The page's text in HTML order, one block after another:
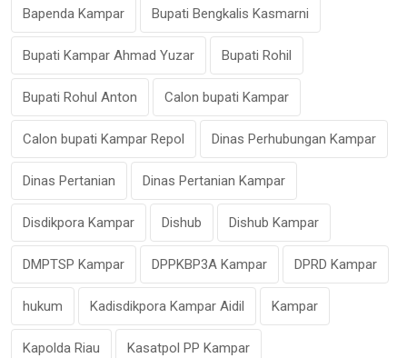
Bapenda Kampar Bupati Bengkalis Kasmarni
Bupati Kampar Ahmad Yuzar Bupati Rohil
Bupati Rohul Anton Calon bupati Kampar
Calon bupati Kampar Repol Dinas Perhubungan Kampar
Dinas Pertanian Dinas Pertanian Kampar
Disdikpora Kampar Dishub Dishub Kampar
DMPTSP Kampar DPPKBP3A Kampar DPRD Kampar
hukum Kadisdikpora Kampar Aidil Kampar
Kapolda Riau Kasatpol PP Kampar